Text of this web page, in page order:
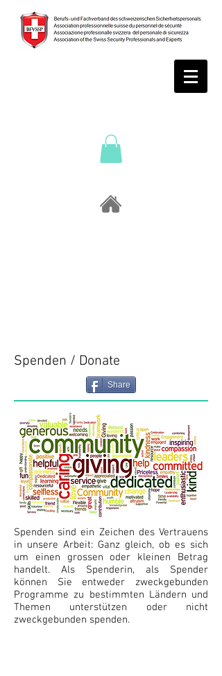
Spenden / Donate
Share
Spenden sind ein Zeichen des Vertrauens
in unsere Arbeit: Ganz gleich, ob es sich
um einen grossen oder kleinen Betrag
handelt. Als Spenderin, als Spender
können Sie entweder zweckgebunden
Programme zu bestimmten Ländern und
Themen unterstützen oder nicht
zweckgebunden spenden.